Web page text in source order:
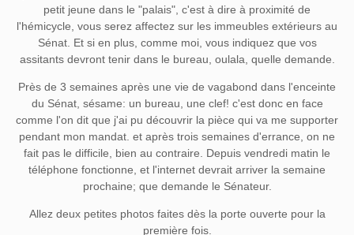
petit jeune dans le "palais", c'est à dire à proximité de
l'hémicycle, vous serez affectez sur les immeubles extérieurs au
Sénat. Et si en plus, comme moi, vous indiquez que vos
assitants devront tenir dans le bureau, oulala, quelle demande.
Près de 3 semaines après une vie de vagabond dans l'enceinte
du Sénat, sésame: un bureau, une clef! c'est donc en face
comme l'on dit que j'ai pu découvrir la pièce qui va me supporter
pendant mon mandat. et après trois semaines d'errance, on ne
fait pas le difficile, bien au contraire. Depuis vendredi matin le
téléphone fonctionne, et l'internet devrait arriver la semaine
prochaine; que demande le Sénateur.
Allez deux petites photos faites dès la porte ouverte pour la
première fois.